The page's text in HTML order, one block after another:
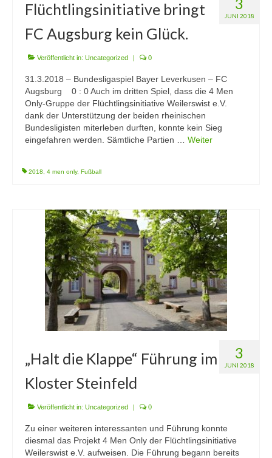
JUNI 2018
Flüchtlingsinitiative bringt
FC Augsburg kein Glück.
Veröffentlicht in: Uncategorized | 0
31.3.2018 – Bundesligaspiel Bayer Leverkusen – FC
Augsburg 0 : 0 Auch im dritten Spiel, dass die 4 Men
Only-Gruppe der Flüchtlingsinitiative Weilerswist e.V.
dank der Unterstützung der beiden rheinischen
Bundesligisten miterleben durften, konnte kein Sieg
eingefahren werden. Sämtliche Partien … Weiter
2018 4 men only, Fußball
3
JUNI 2018
„Halt die Klappe“ Führung im
Kloster Steinfeld
Veröffentlicht in: Uncategorized | 0
Zu einer weiteren interessanten und Führung konnte
diesmal das Projekt 4 Men Only der Flüchtlingsinitiative
Weilerswist e.V. aufweisen. Die Führung begann bereits